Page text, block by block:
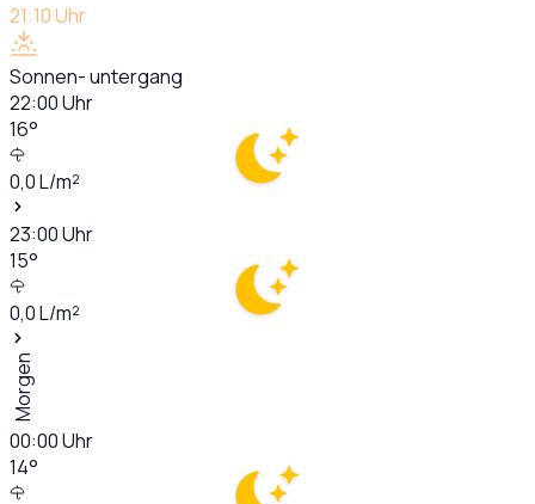
21:10Uhr
Sonnen- untergang
22:00Uhr
16°
0,0L/m²
23:00Uhr
15°
0,0L/m²
Morgen
00:00Uhr
14°